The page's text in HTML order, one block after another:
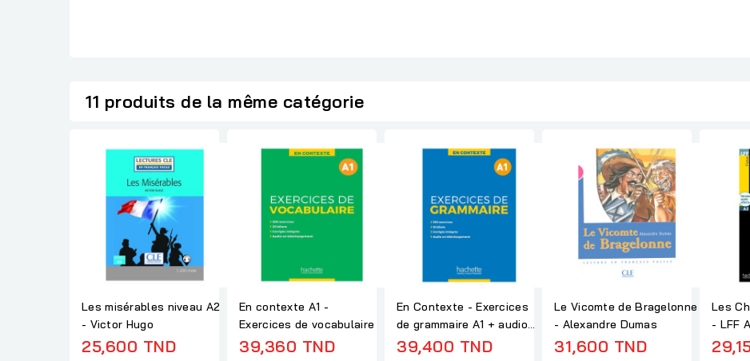
11 produits de la même catégorie
Les misérables niveau A2
- Victor Hugo
25,600 TND
En contexte A1 -
Exercices de vocabulaire
39,360 TND
En Contexte - Exercices
de grammaire A1 + audio
MP3 + corrigés
39,400 TND
Le Vicomte de Bragelonne
- Alexandre Dumas
31,600 TND
Les
- LFF